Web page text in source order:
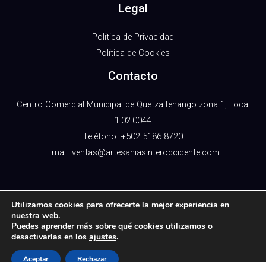
Legal
Política de Privacidad
Política de Cookies
Contacto
Centro Comercial Municipal de Quetzaltenango zona 1, Local
1.02.0044
Teléfono: +502 5186 8720
Email: ventas@artesaniasinteroccidente.com
Copyright © 2026 Artesanías Inter Occidente | Todos los
Derechos Reservados
Utilizamos cookies para ofrecerte la mejor experiencia en
nuestra web.
Puedes aprender más sobre qué cookies utilizamos o
desactivarlas en los ajustes.
Aceptar Rechazar